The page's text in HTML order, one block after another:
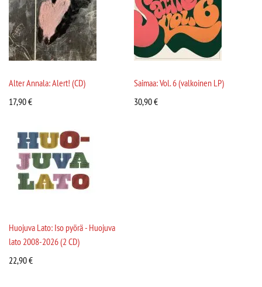
Alter Annala: Alert! (CD)
17,90€
Saimaa: Vol. 6 (valkoinen LP)
30,90€
Huojuva Lato: Iso pyörä - Huojuva
lato 2008-2026 (2 CD)
22,90€